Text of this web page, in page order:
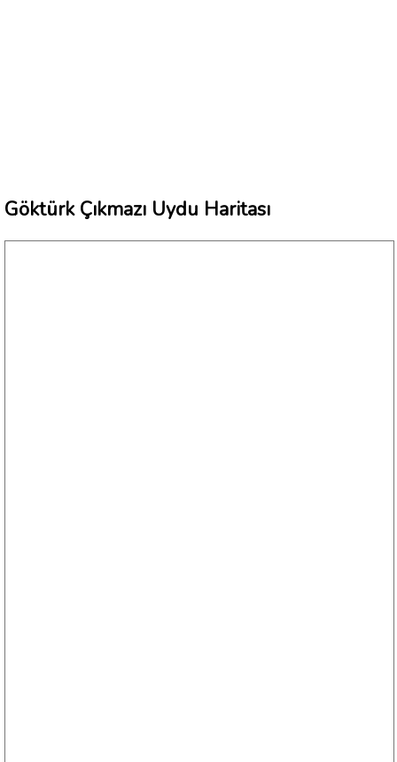
Göktürk Çıkmazı Uydu Haritası